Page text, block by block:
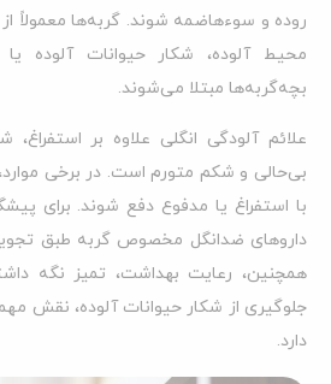
روده و سوءهاضمه شوند. گربه‌ها معمولاً
محیط آلوده، شکار حیوانات آلوده
بچه‌گربه‌ها مبتلا می‌شوند.
علائم آلودگی انگلی علاوه بر
بی‌حالی و شکم متورم است. در برخی
با استفراغ یا مدفوع دفع شوند. برای
داروهای ضدانگل مخصوص گربه طبق
همچنین، رعایت بهداشت، تمیز نگه
جلوگیری از شکار حیوانات آلوده، نقش
دارد.